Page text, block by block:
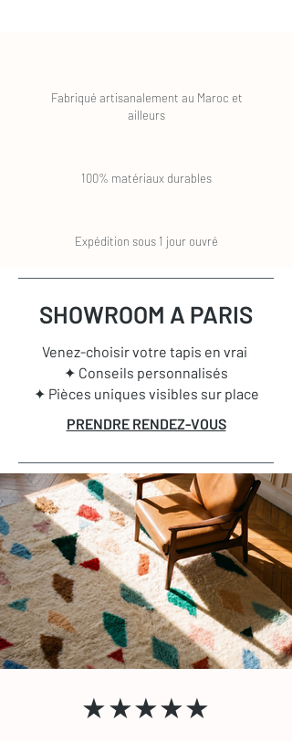
Fabriqué artisanalement au Maroc et
ailleurs
100% matériaux durables
Expédition sous 1 jour ouvré
SHOWROOM A PARIS
Venez-choisir votre tapis en vrai
✦ Conseils personnalisés
✦ Pièces uniques visibles sur place
PRENDRE RENDEZ-VOUS
★★★★★